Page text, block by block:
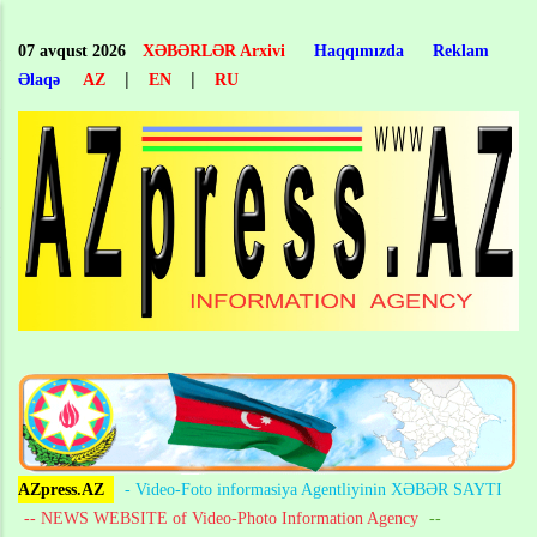
main
content
07 avqust 2026 XƏBƏRLƏR Arxivi Haqqımızda
Reklam
Əlaqə
AZ | EN | RU
AZpress.AZ
- Video-Foto informasiya Agentliyinin XƏBƏR SAYTI
-- NEWS WEBSITE of Video-Photo Information Agency --